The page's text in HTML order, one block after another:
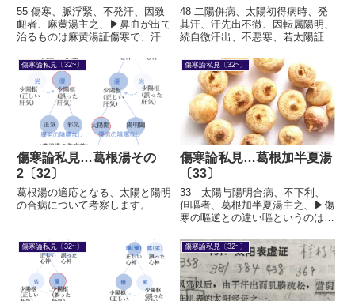
55 傷寒、脈浮緊、不発汗、因致
衄者、麻黄湯主之、▶鼻血が出て
治るものは麻黄湯証傷寒で、汗が
は麻黄湯証だ、という法則を歌っ
ています。この法則を踏まえたう
えで、次の56条をよく読んで考
えなさい、という意図がありま...
48 二陽併病、太陽初得病時、発
其汗、汗先出不徹、因転属陽明、
続自微汗出、不悪寒、若太陽証不
小発汗、▶本条文の着眼点二陽併
病は46条でも展開しました。
「其れ」とか「此れ」とか、指示
代名詞が多いですね。44条「太...
傷寒論私見〔32~〕
傷寒論私見…葛根湯その
2〔32〕
葛根湯の適応となる、太陽と陽明
の合病について考察します。
傷寒論私見〔32~〕
傷寒論私見…葛根加半夏湯
〔33〕
33 太陽与陽明合病、不下利、
但嘔者、葛根加半夏湯主之、▶傷
寒の嘔逆との違い嘔というのは、
吐物はあってもなくても、「嘔」
はあるというのが、ここで言いた
いことです。桂枝湯証に乾嘔があ
り、麻黄湯証に嘔逆があるなら
ば...
傷寒論私見〔32~〕 傷寒論私見〔32~〕